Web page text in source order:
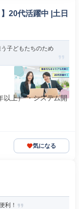
20代活躍中 |土日
子どもたちのため
以上） ・システム開
気になる
利！